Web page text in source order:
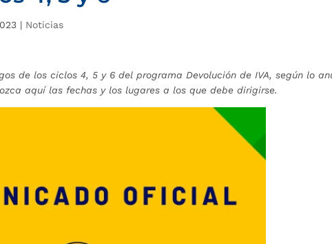
| Noticias
de los ciclos 4, 5 y 6 del programa Devolución de IVA, según lo
aquí las fechas y los lugares a los que debe dirigirse.